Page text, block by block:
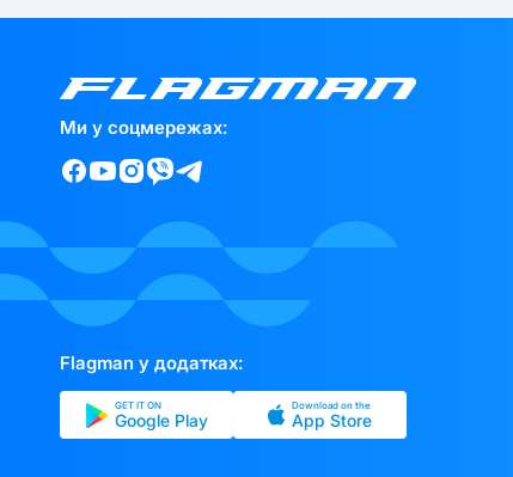
Ми у соцмережах:
Flagman у додатках:
GET IT ON
Google Play
Download on the
App Store